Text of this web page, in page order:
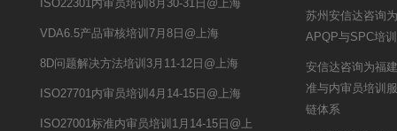
ISO22301内审员培训8月30-31日@上海
VDA6.5产品审核培训7月8日@上海
8D问题解决方法培训3月11-12日@上海
ISO27701内审员培训4月14-15日@上海
ISO27001标准内审员培训1月14-15日@上
苏州安信达咨询
APQP与SPC培
安信达咨询为福
准与内审员培训
链体系